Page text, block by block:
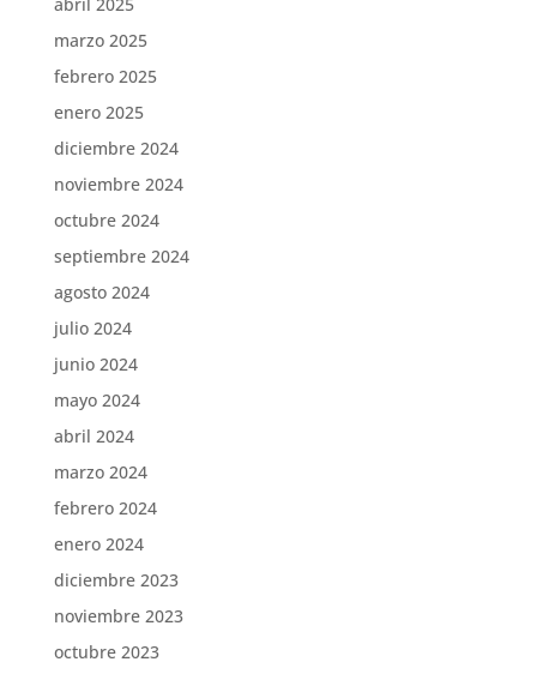
marzo 2025
febrero 2025
enero 2025
diciembre 2024
noviembre 2024
octubre 2024
septiembre 2024
agosto 2024
julio 2024
junio 2024
mayo 2024
abril 2024
marzo 2024
febrero 2024
enero 2024
diciembre 2023
noviembre 2023
octubre 2023